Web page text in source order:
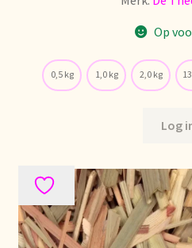
Unsere Vision von Tee
Verzenden en bezorgen
Voedselveiligheid
Op
0,5 kg 1,0 kg 2,0 kg
Log